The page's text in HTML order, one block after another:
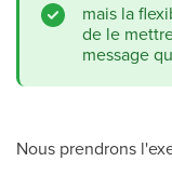
mais la
de le
message
Nous prendrons